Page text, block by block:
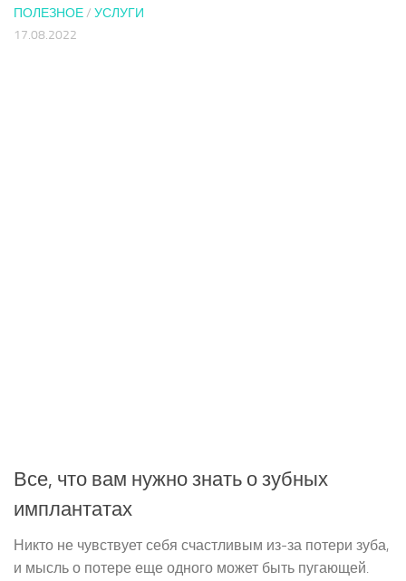
ПОЛЕЗНОЕ/ УСЛУГИ
17.08.2022
Все, что вам нужно знать о зубных
имплантатах
Никто не чувствует себя счастливым из-за потери зуба,
и мысль о потере еще одного может быть пугающей.